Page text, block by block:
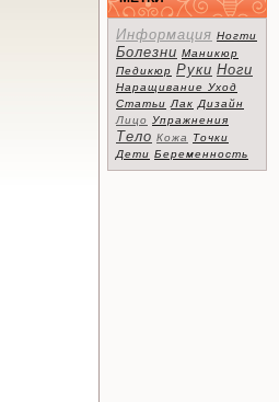
Информация Ногти
Болезни Маникюр
Педикюр Руки Ноги
Наращивание Уход
Статьи Лак Дизайн
Лицо Упражнения
Тело Кожа
Точки
Дети Беременность